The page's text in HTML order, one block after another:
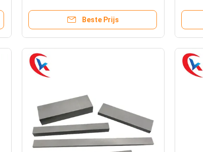
Beste Prijs